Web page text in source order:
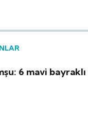
6 mavi bayraklı